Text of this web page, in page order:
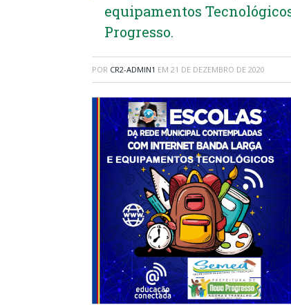
equipamentos
Progresso.
POR CR2-ADMIN1 EM 21 DE DEZEMBRO DE 2020